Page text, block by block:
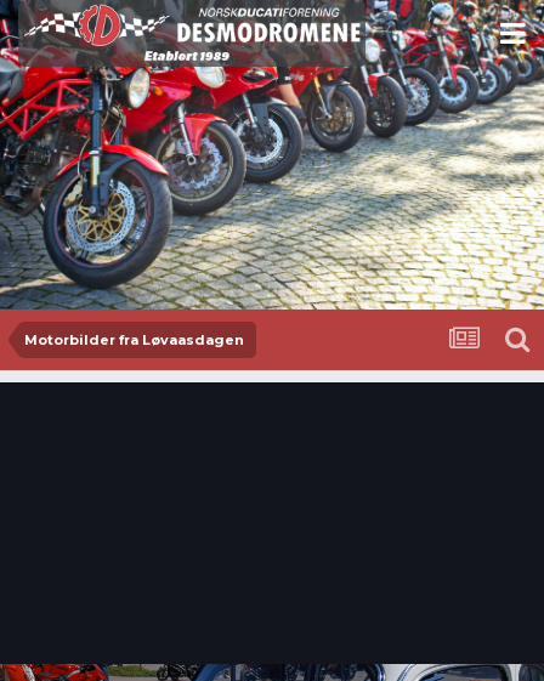
Motorbilder fra Løvaasdagen